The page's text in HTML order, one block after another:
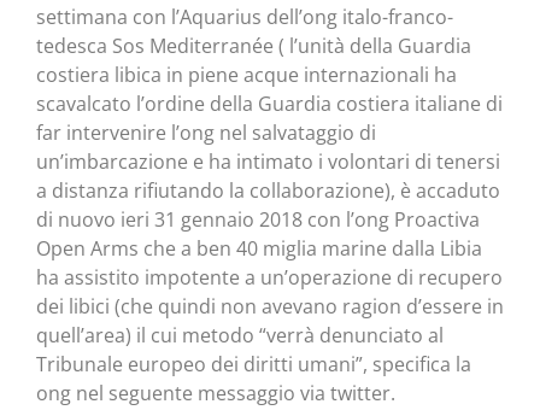
settimana con l’Aquarius dell’ong italo-franco-
tedesca Sos Mediterranée ( l’unità della Guardia
costiera libica in piene acque internazionali ha
scavalcato l’ordine della Guardia costiera italiane di
far intervenire l’ong nel salvataggio di
un’imbarcazione e ha intimato i volontari di tenersi
a distanza rifiutando la collaborazione), è accaduto
di nuovo ieri 31 gennaio 2018 con l’ong Proactiva
Open Arms che a ben 40 miglia marine dalla Libia
ha assistito impotente a un’operazione di recupero
dei libici (che quindi non avevano ragion d’essere in
quell’area) il cui metodo “verrà denunciato al
Tribunale europeo dei diritti umani”, specifica la
ong nel seguente messaggio via twitter.